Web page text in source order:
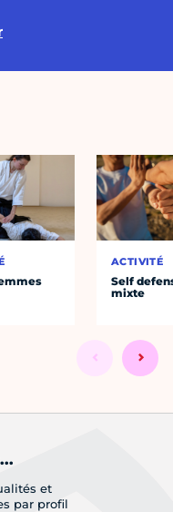
ACTIVITÉ
Self
mixte
et
par profil